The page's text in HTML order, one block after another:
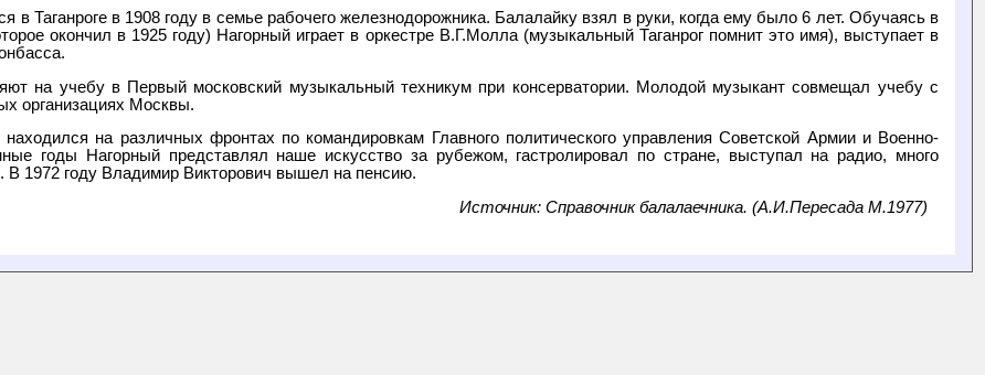
в Таганроге в 1908 году в семье рабочего железнодорожника. Балалайку взял в руки, когда ему было 6 лет. Обучаясь в
окончил в 1925 году) Нагорный играет в оркестре В.Г.Молла (музыкальный Таганрог помнит это имя), выступает в
на учебу в Первый московский музыкальный техникум при консерватории. Молодой музыкант совмещал учебу с
организациях Москвы.
на различных фронтах по командировкам Главного политического управления Советской Армии и Военно-
годы Нагорный представлял наше искусство за рубежом, гастролировал по стране, выступал на радио, много
В 1972 году Владимир Викторович вышел на пенсию.
Источник: Справочник балалаечника. (А.И.Пересада М.1977)